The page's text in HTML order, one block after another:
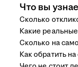
Что вы
Сколько
Какие
Сколько на
Как обратить